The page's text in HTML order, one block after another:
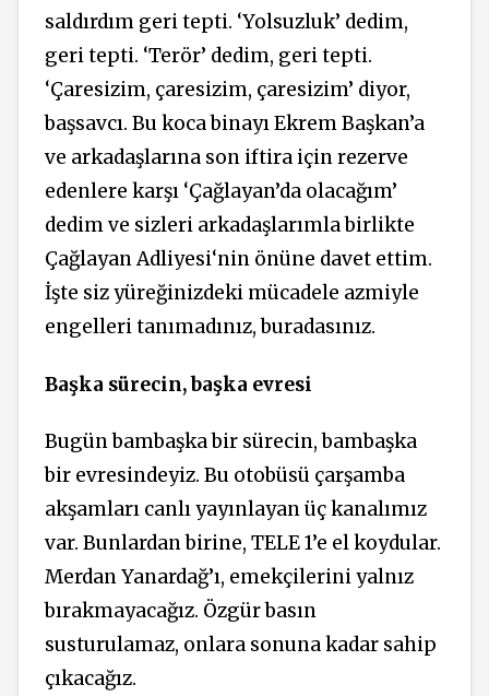
saldırdım geri tepti. ‘Yolsuzluk’ dedim,
geri tepti. ‘Terör’ dedim, geri tepti.
‘Çaresizim, çaresizim, çaresizim’ diyor,
başsavcı. Bu koca binayı Ekrem Başkan’a
ve arkadaşlarına son iftira için rezerve
edenlere karşı ‘Çağlayan’da olacağım’
dedim ve sizleri arkadaşlarımla birlikte
Çağlayan Adliyesi‘nin önüne davet ettim.
İşte siz yüreğinizdeki mücadele azmiyle
engelleri tanımadınız, buradasınız.
Başka sürecin, başka evresi
Bugün bambaşka bir sürecin, bambaşka
bir evresindeyiz. Bu otobüsü çarşamba
akşamları canlı yayınlayan üç kanalımız
var. Bunlardan birine, TELE 1’e el koydular.
Merdan Yanardağ’ı, emekçilerini yalnız
bırakmayacağız. Özgür basın
susturulamaz, onlara sonuna kadar sahip
çıkacağız.